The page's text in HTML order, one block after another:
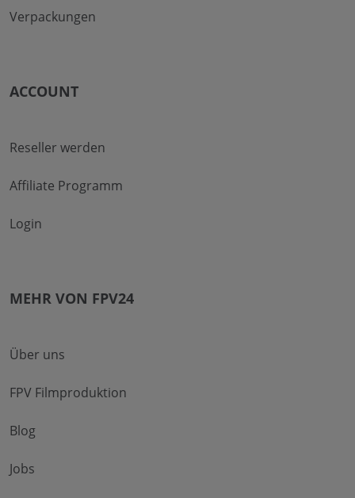
Verpackungen
ACCOUNT
Reseller werden
Affiliate Programm
Login
MEHR VON FPV24
Über uns
FPV Filmproduktion
Blog
Jobs